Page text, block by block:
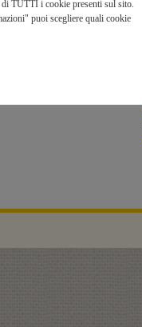
TUTTI i cookie presenti sul sito.
puoi scegliere quali cookie